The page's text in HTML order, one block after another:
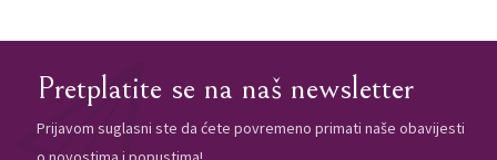
Pretplatite se na naš newsletter
Prijavom suglasni ste da ćete povremeno primati naše obavijesti